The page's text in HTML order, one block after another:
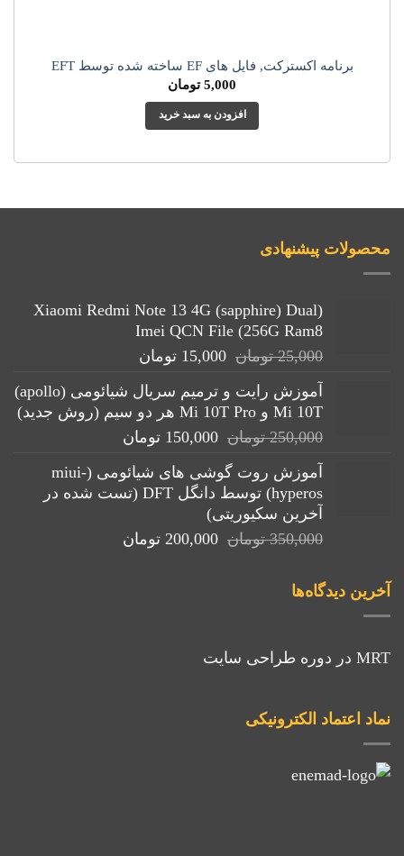
برنامه اکسترکت, فایل های EF ساخته شده توسط EFT
5,000 تومان
افزودن به سبد خرید
محصولات پیشنهادی
(Xiaomi Redmi Note 13 4G (sapphire) Dual
Imei QCN File (256G Ram8
25,000 تومان قیمت
25,000 تومان
بود.
15,000 تومان
15,000 تومان.
آموزش رایت و ترمیم سریال شیائومی (apollo)
Mi 10T و Mi 10T Pro هر دو سیم (روش جدید)
250,000 تومان قیمت
250,000 تومان
بود.
150,000 تومان
150,000 تومان.آموزش روت گوشی های شیائومی (miui-
hyperos) توسط دانگل DFT (تست شده در
آخرین سکیوریتی)
350,000 تومان قیمت
200,000 تومان
آخرین دیدگاه‌ها
MRT در دوره طراحی سایت
نماد اعتماد الکترونیکی